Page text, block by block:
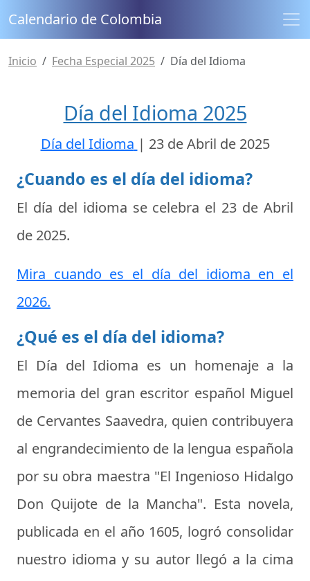
Calendario de Colombia
Inicio Fecha Especial 2025 Día del Idioma
Día del Idioma 2025
Día del Idioma | 23 de Abril de 2025
¿Cuando es el día del idioma?
El día del idioma se celebra el 23 de Abril
de 2025.
Mira cuando es el día del idioma en el
2026.
¿Qué es el día del idioma?
El Día del Idioma es un homenaje a la
memoria del gran escritor español Miguel
de Cervantes Saavedra, quien contribuyera
al engrandecimiento de la lengua española
por su obra maestra "El Ingenioso Hidalgo
Don Quijote de la Mancha". Esta novela,
publicada en el año 1605, logró consolidar
nuestro idioma y su autor llegó a la cima